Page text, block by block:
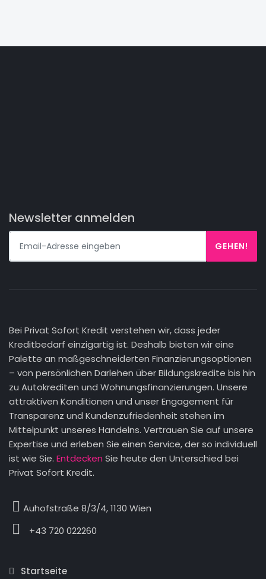
Newsletter anmelden
GEHEN!
Bei Privat Sofort Kredit verstehen wir, dass jeder
Kreditbedarf einzigartig ist. Deshalb bieten wir eine
Palette an maßgeschneiderten Finanzierungsoptionen
– von persönlichen Darlehen über Bildungskredite bis hin
zu Autokrediten und Wohnungsfinanzierungen. Unsere
attraktiven Konditionen und unser Engagement für
Transparenz und Kundenzufriedenheit stehen im
Mittelpunkt unseres Handelns. Vertrauen Sie auf unsere
Expertise und erleben Sie einen Service, der so individuell
ist wie Sie. Entdecken Sie heute den Unterschied bei
Privat Sofort Kredit.
Auhofstraße 8/3/4, 1130 Wien
+43 720 022260
Startseite